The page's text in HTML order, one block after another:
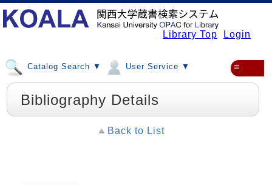
Library Top Login
Catalog Search ▼ User Service ▼ ≡
Bibliography Details
Back to List